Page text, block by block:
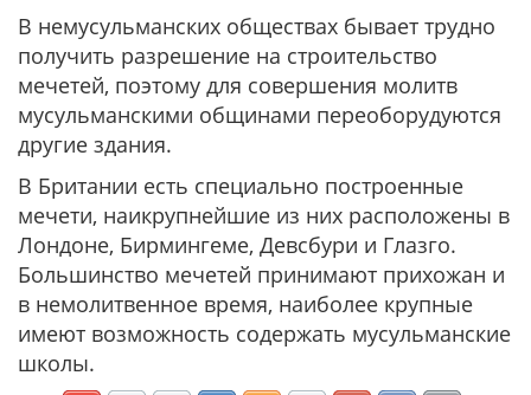
В немусульманских обществах бывает трудно
получить разрешение на строительство
мечетей, поэтому для совершения молитв
мусульманскими общинами переоборудуются
другие здания.
В Британии есть специально построенные
мечети, наикрупнейшие из них расположены в
Лондоне, Бирмингеме, Девсбури и Глазго.
Большинство мечетей принимают прихожан и
в немолитвенное время, наиболее крупные
имеют возможность содержать мусульманские
школы.